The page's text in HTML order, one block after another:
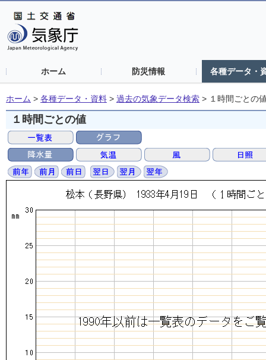
ホーム 防災情報 各種データ・
ホーム > 各種データ・資料 > 過去の気象データ検索 > １時間ごとの
１時間ごとの値